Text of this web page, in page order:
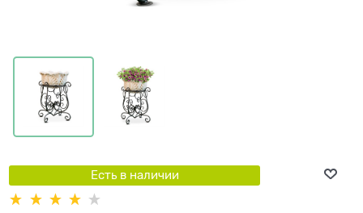
Есть в наличии